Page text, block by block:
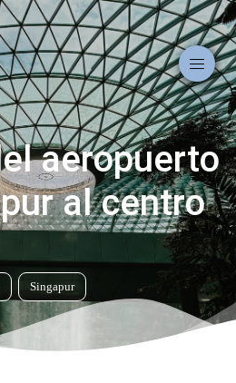
Singapur
aeropuerto
al centro